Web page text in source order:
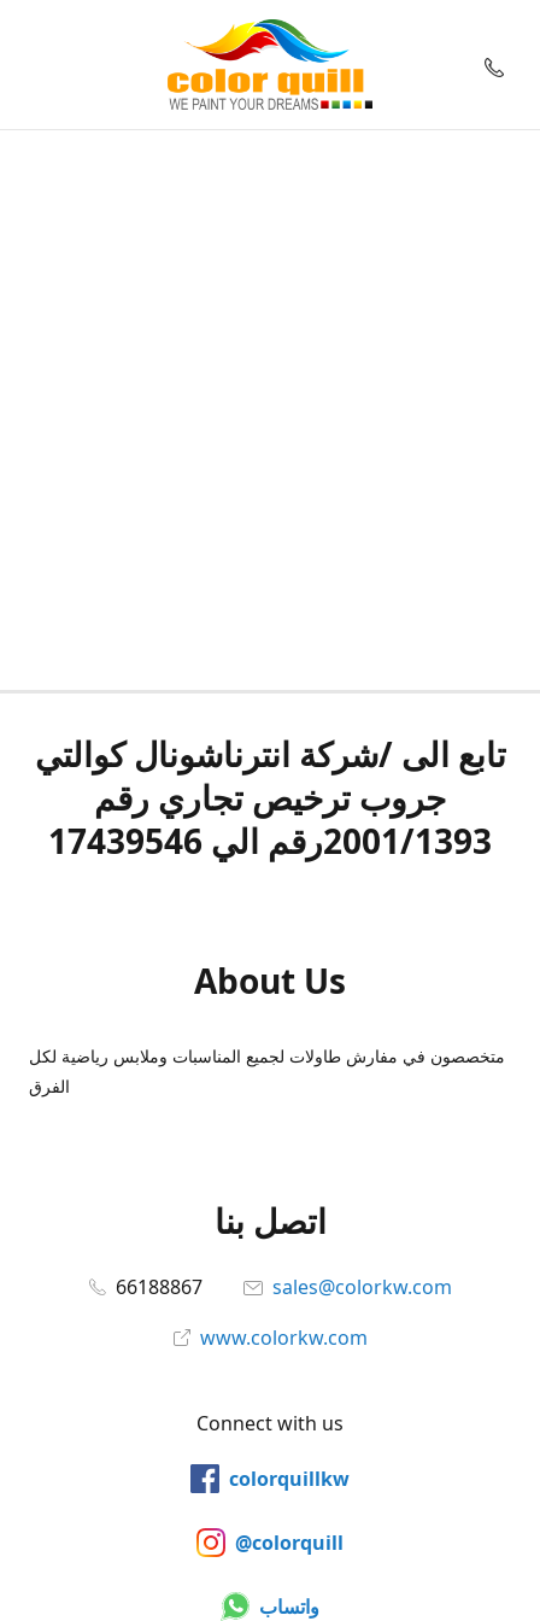
تابع الى /شركة انترناشونال كوالتي
جروب ترخيص تجاري رقم
2001/1393رقم الي 17439546
About Us
متخصصون في مفارش طاولات لجميع المناسبات وملابس رياضية لكل
الفرق
اتصل بنا
66188867
sales@colorkw.com
www.colorkw.com
Connect with us
colorquillkw
@colorquill
واتساب